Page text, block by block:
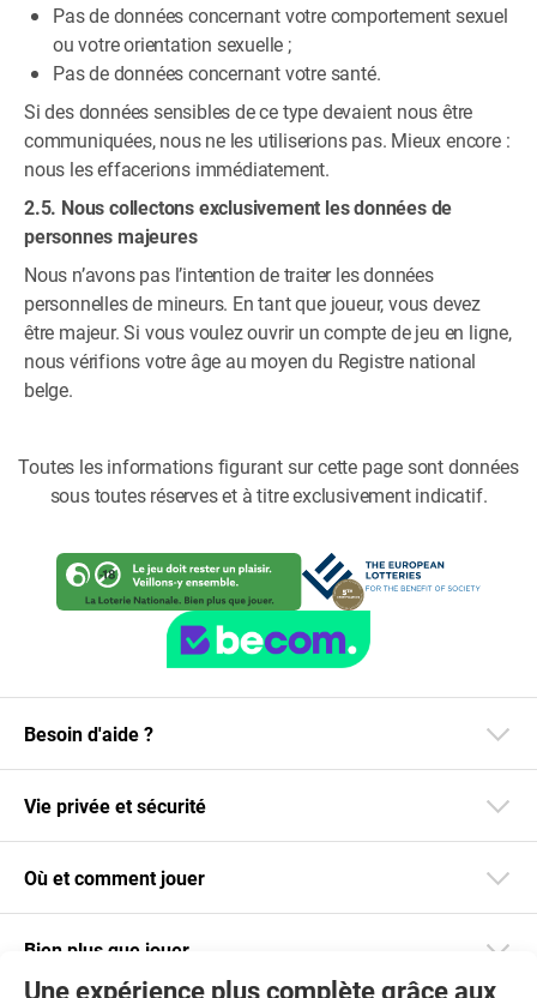
Pas de données concernant votre comportement sexuel
ou votre orientation sexuelle ;
Pas de données concernant votre santé.
Si des données sensibles de ce type devaient nous être
communiquées, nous ne les utiliserions pas. Mieux encore :
nous les effacerions immédiatement.
2.5. Nous collectons exclusivement les données de
personnes majeures
Nous n’avons pas l’intention de traiter les données
personnelles de mineurs. En tant que joueur, vous devez
être majeur. Si vous voulez ouvrir un compte de jeu en ligne,
nous vérifions votre âge au moyen du Registre national
belge.
Toutes les informations figurant sur cette page sont données
sous toutes réserves et à titre exclusivement indicatif.
Une expérience plus complète grâce aux
Besoin d'aide ?
Vie privée et sécurité
Où et comment jouer
Bien plus que jouer